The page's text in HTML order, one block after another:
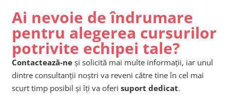
Ai nevoie de îndrumare
pentru alegerea cursurilor
potrivite echipei tale?
Contactează-ne și solicită mai multe informații, iar unul
dintre consultanții noștri va reveni către tine în cel mai
scurt timp posibil și îți va oferi suport dedicat.